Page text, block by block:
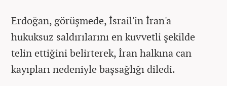
Erdoğan, görüşmede, İsrail'in İran'a
hukuksuz saldırılarını en kuvvetli şekilde
telin ettiğini belirterek, İran halkına can
kayıpları nedeniyle başsağlığı diledi.